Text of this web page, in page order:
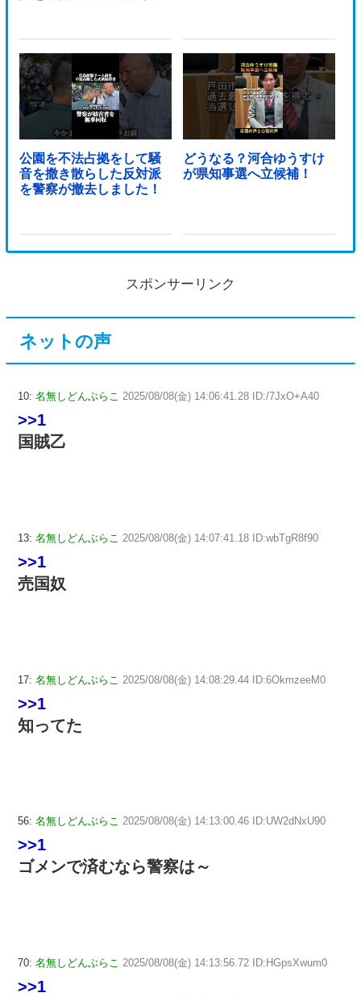
公園を不法占拠をして騒
音を撒き散らした反対派
を警察が撤去しました！
どうなる？河合ゆうすけ
が県知事選へ立候補！
スポンサーリンク
ネットの声
10: 名無しどんぶらこ 2025/08/08(金) 14:06:41.28 ID:/7JxO+A40
>>1
国賊乙
13: 名無しどんぶらこ 2025/08/08(金) 14:07:41.18 ID:wbTgR8f90
>>1
売国奴
17: 名無しどんぶらこ 2025/08/08(金) 14:08:29.44 ID:6OkmzeeM0
>>1
知ってた
56: 名無しどんぶらこ 2025/08/08(金) 14:13:00.46 ID:UW2dNxU90
>>1
ゴメンで済むなら警察は～
70: 名無しどんぶらこ 2025/08/08(金) 14:13:56.72 ID:HGpsXwum0
>>1